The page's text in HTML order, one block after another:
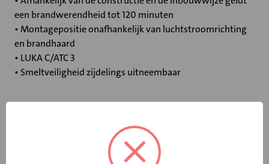
een brandwerendheid tot 120 minuten
• Montagepositie onafhankelijk van luchtstroomrichting
en brandhaard
• LUKA C/ATC 3
• Smeltveiligheid zijdelings uitneembaar
Standaard smeltpatroon